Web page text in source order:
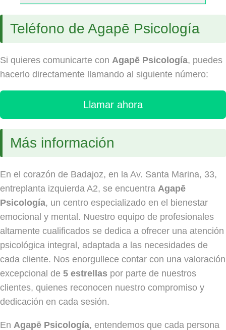
Teléfono de Agapē Psicología
Si quieres comunicarte con Agapē Psicología, puedes
hacerlo directamente llamando al siguiente número:
Llamar ahora
Más información
En el corazón de Badajoz, en la Av. Santa Marina, 33,
entreplanta izquierda A2, se encuentra Agapē
Psicología, un centro especializado en el bienestar
emocional y mental. Nuestro equipo de profesionales
altamente cualificados se dedica a ofrecer una atención
psicológica integral, adaptada a las necesidades de
cada cliente. Nos enorgullece contar con una valoración
excepcional de 5 estrellas por parte de nuestros
clientes, quienes reconocen nuestro compromiso y
dedicación en cada sesión.
En Agapē Psicología, entendemos que cada persona